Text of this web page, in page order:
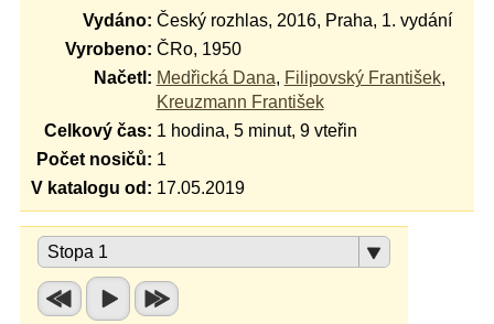
Vydáno: Český rozhlas, 2016, Praha, 1. vydání
Vyrobeno: ČRo, 1950
Načetl: Medřická Dana, Filipovský František,
Kreuzmann František
Celkový čas: 1 hodina, 5 minut, 9 vteřin
Počet nosičů: 1
V katalogu od: 17.05.2019
Stopa 1